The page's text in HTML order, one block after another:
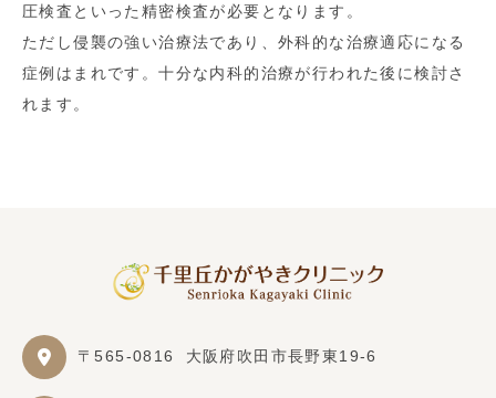
圧検査といった精密検査が必要となります。
ただし侵襲の強い治療法であり、外科的な治療適応になる
症例はまれです。十分な内科的治療が行われた後に検討さ
れます。
〒565-0816 大阪府吹田市長野東19-6